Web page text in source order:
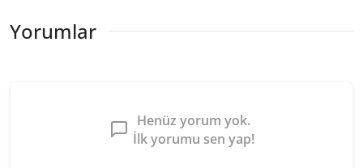
Yorumlar
Henüz yorum yok.
İlk yorumu sen yap!